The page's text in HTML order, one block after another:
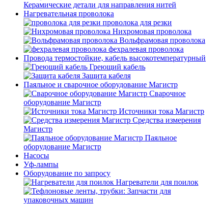
Керамические детали для направления нитей
Нагревательная проволока
проволока для резки
Нихромовая проволока
Вольфрамовая проволока
фехралевая проволока
Провода термостойкие, кабель высокотемпературный
Греющий кабель
Защита кабеля
Паяльное и сварочное оборудование Магистр
Сварочное
оборудование Магистр
Источники тока Магистр
Средства измерения
Магистр
Паяльное
оборудование Магистр
Насосы
Уф-лампы
Оборудование по запросу
Нагреватели для поилок